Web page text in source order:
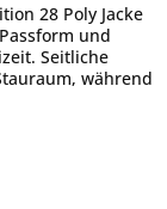
28 Poly Jacke
und
Seitliche
während